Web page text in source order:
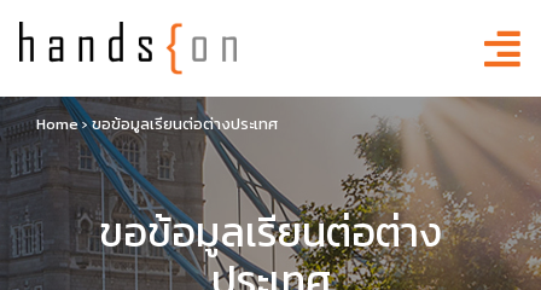
Home›ขอข้อมูลเรียนต่อต่างประเทศ
ขอข้อมูลเรียนต่อต่าง